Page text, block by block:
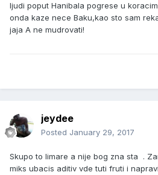
ljudi poput Hanibala pogrese u
onda kaze nece Baku,kao sto sam
jaja A ne mudrovati!
jeydee
Posted January 29, 2017
Skupo to limare a nije bog zna sta .
miks ubacis aditiv vde tuti fruti i